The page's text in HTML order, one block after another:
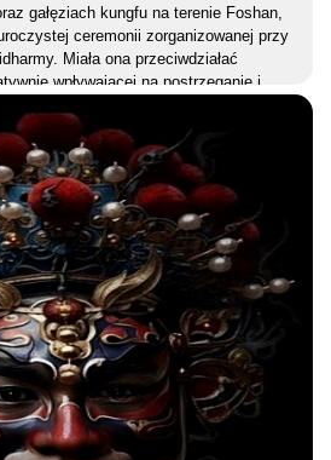
gałęziach kungfu na terenie Foshan,
ceremonii zorganizowanej przy
Miała ona przeciwdziałać
wpływającej na postrzeganie i